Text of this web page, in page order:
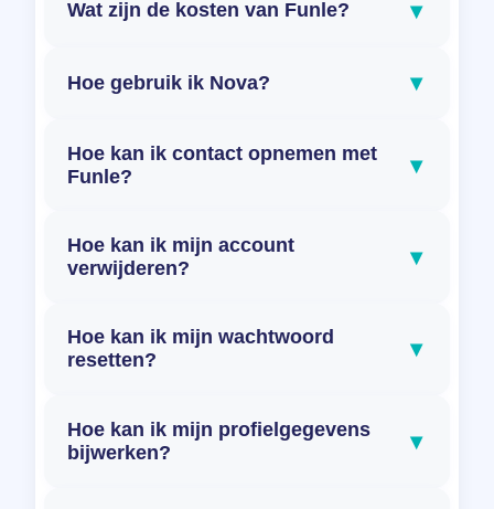
Wat zijn de kosten van Funle? ▾
Hoe gebruik ik Nova? ▾
Hoe kan ik contact opnemen met
Funle?
▾
Hoe kan ik mijn account
verwijderen?
▾
Hoe kan ik mijn wachtwoord
resetten?
▾
Hoe kan ik mijn profielgegevens
bijwerken?
▾